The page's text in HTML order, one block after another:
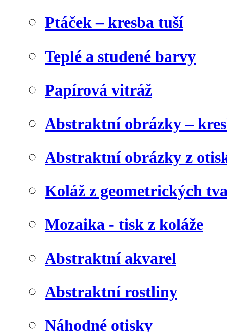
Ptáček – kresba tuší
Teplé a studené barvy
Papírová vitráž
Abstraktní obrázky –
Abstraktní obrázky z
Koláž z geometrických
Mozaika - tisk z koláže
Abstraktní akvarel
Abstraktní rostliny
Náhodné otisky